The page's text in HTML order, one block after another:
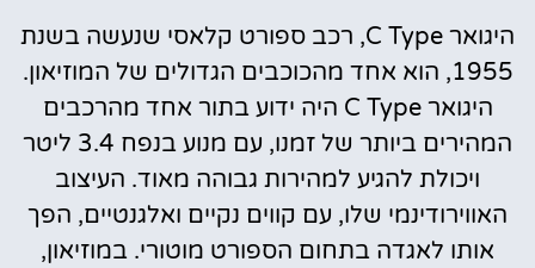
היגואר C Type, רכב ספורט קלאסי שנעשה בשנת
1955, הוא אחד מהכוכבים הגדולים של המוזיאון.
היגואר C Type היה ידוע בתור אחד מהרכבים
המהירים ביותר של זמנו, עם מנוע בנפח 3.4 ליטר
ויכולת להגיע למהירות גבוהה מאוד. העיצוב
האווירודינמי שלו, עם קווים נקיים ואלגנטיים, הפך
אותו לאגדה בתחום הספורט מוטורי. במוזיאון,